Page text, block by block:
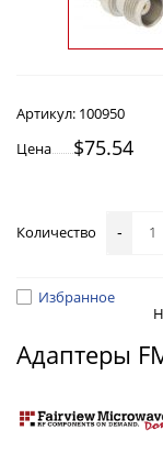
Артикул: 100950
Цена
$75.54
Количество -
Избранное
Адаптеры